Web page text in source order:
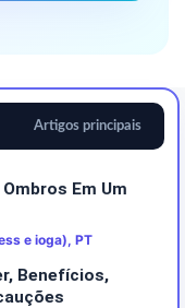
Artigos principais
Em Um
e ioga), PT
Benefícios,